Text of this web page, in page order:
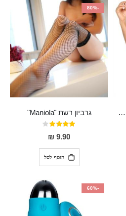
בגד גוף סופר סקסי עם רשת שקופה בחזה ושרשרות מלמעלה וריצרץ מלמטה Pan במפשעה
-80%
גרביון רשת "Maniola"
דירוג:
80%
9.90 ₪
הוסף לסל
-60%